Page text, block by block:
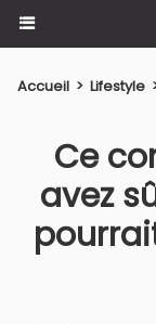
Accueil > Lifestyle
Ce
avez